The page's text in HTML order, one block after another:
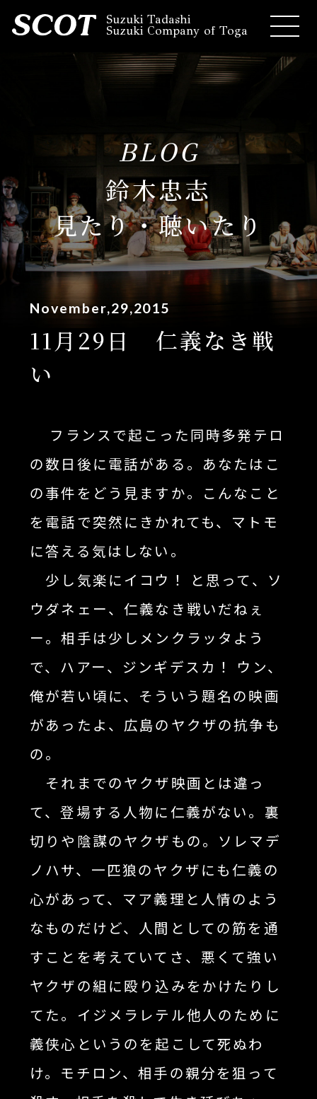
Suzuki Tadashi
Suzuki Company of Toga
BLOG
鈴木忠志
見たり・聴いたり
November,29,2015
11月29日 仁義なき戦
い
フランスで起こった同時多発テロ
の数日後に電話がある。あなたはこ
の事件をどう見ますか。こんなこと
を電話で突然にきかれても、マトモ
に答える気はしない。
少し気楽にイコウ！ と思って、ソ
ウダネェー、仁義なき戦いだねぇ
ー。相手は少しメンクラッタよう
で、ハアー、ジンギデスカ！ ウン、
俺が若い頃に、そういう題名の映画
があったよ、広島のヤクザの抗争も
の。
それまでのヤクザ映画とは違っ
て、登場する人物に仁義がない。裏
切りや陰謀のヤクザもの。ソレマデ
ノハサ、一匹狼のヤクザにも仁義の
心があって、マア義理と人情のよう
なものだけど、人間としての筋を通
すことを考えていてさ、悪くて強い
ヤクザの組に殴り込みをかけたりし
てた。イジメラレテル他人のために
義侠心というのを起こして死ぬわ
け。モチロン、相手の親分を狙って